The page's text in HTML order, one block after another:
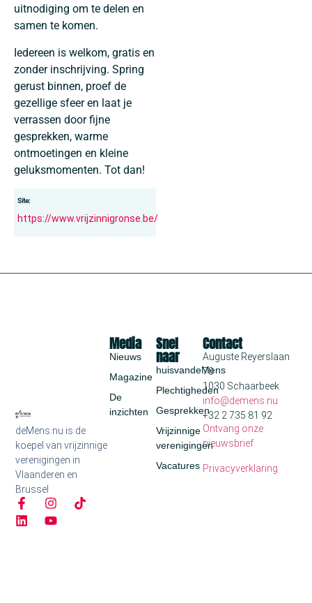
uitnodiging om te delen en
samen te komen.
Iedereen is welkom, gratis en
zonder inschrijving. Spring
gerust binnen, proef de
gezellige sfeer en laat je
verrassen door fijne
gesprekken, warme
ontmoetingen en kleine
geluksmomenten. Tot dan!
Site:
https://www.vrijzinnigronse.be/
deMens.nu is de
koepel van vrijzinnige
verenigingen in
Vlaanderen en
Brussel
Snel
naar
huisvandeMens
Plechtigheden
Gesprekken
Vrijzinnige
verenigingen
Vacatures
Media
Nieuws
Magazine
De
inzichten
Contact
Auguste Reyerslaan
70
1030 Schaarbeek
info@demens.nu
+32 2 735 81 92
Ontvang onze
nieuwsbrief
Privacyverklaring